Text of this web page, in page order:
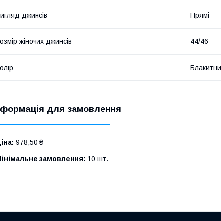
джинсів Прямі
жіночих джинсів 44/46
для замовлення
978,50 ₴
замовлення: 10 шт.